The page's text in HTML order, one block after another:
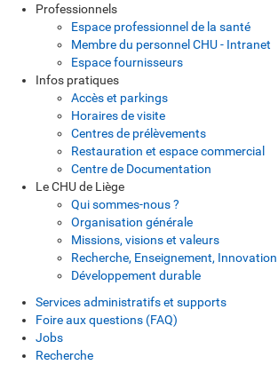
Professionnels
Espace professionnel de la santé
Membre du personnel CHU - Intranet
Espace fournisseurs
Infos pratiques
Accès et parkings
Horaires de visite
Centres de prélèvements
Restauration et espace commercial
Centre de Documentation
Le CHU de Liège
Qui sommes-nous ?
Organisation générale
Missions, visions et valeurs
Recherche, Enseignement, Innovation
Développement durable
Services administratifs et supports
Foire aux questions (FAQ)
Jobs
Recherche